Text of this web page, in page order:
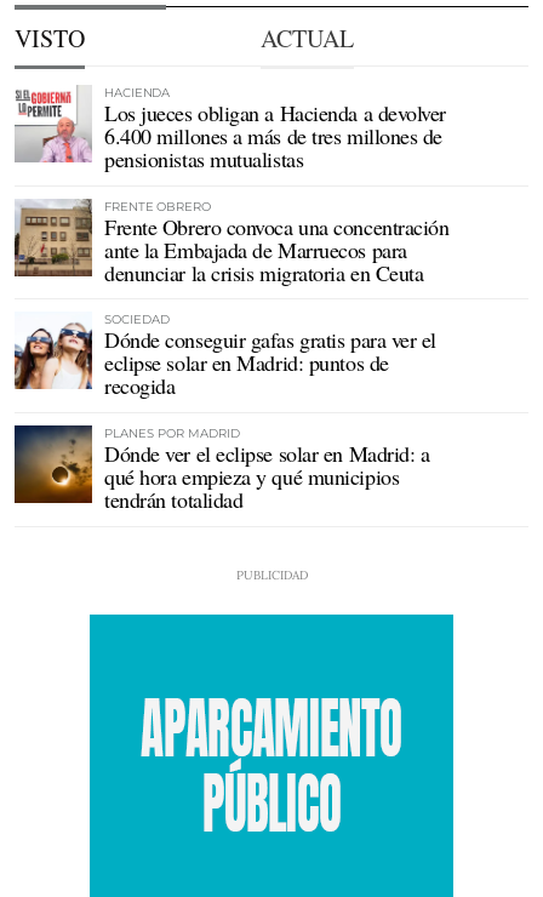
VISTO ACTUAL
HACIENDA
Los jueces obligan a Hacienda a devolver
6.400 millones a más de tres millones de
pensionistas mutualistas
FRENTE OBRERO
Frente Obrero convoca una concentración
ante la Embajada de Marruecos para
denunciar la crisis migratoria en Ceuta
SOCIEDAD
Dónde conseguir gafas gratis para ver el
eclipse solar en Madrid: puntos de
recogida
PLANES POR MADRID
Dónde ver el eclipse solar en Madrid: a
qué hora empieza y qué municipios
tendrán totalidad